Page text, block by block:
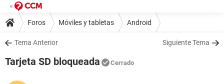
Foros Móviles y tabletas Android
Tema Anterior Siguiente Tema
Tarjeta SD bloqueada Cerrado